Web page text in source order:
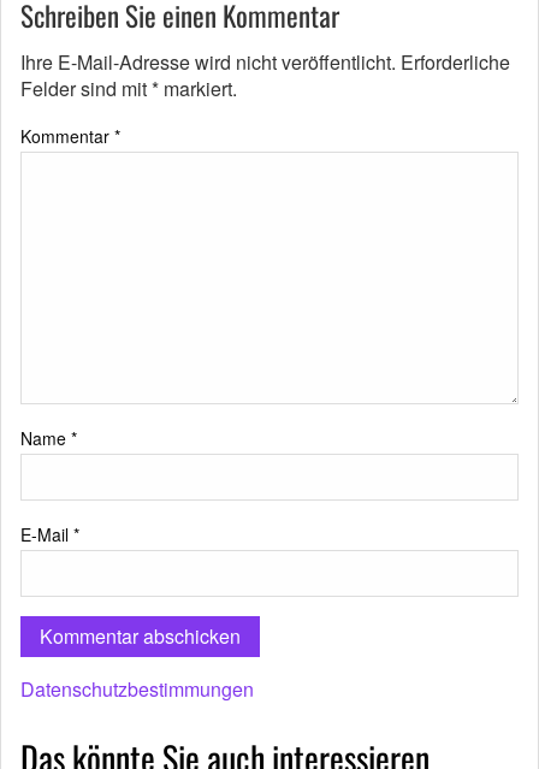
Schreiben Sie einen Kommentar
Ihre E-Mail-Adresse wird nicht veröffentlicht. Erforderliche
Felder sind mit* markiert.
Kommentar *
Name *
E-Mail *
Datenschutzbestimmungen
Das könnte Sie auch interessieren